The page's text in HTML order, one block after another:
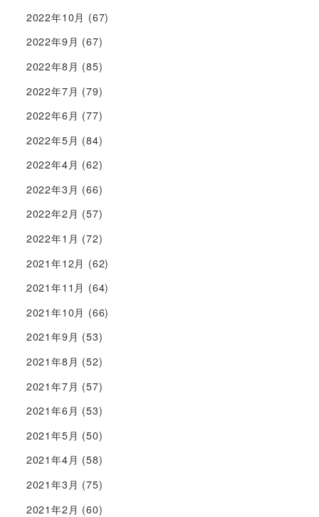
2022年10月 (67)
2022年9月 (67)
2022年8月 (85)
2022年7月 (79)
2022年6月 (77)
2022年5月 (84)
2022年4月 (62)
2022年3月 (66)
2022年2月 (57)
2022年1月 (72)
2021年12月 (62)
2021年11月 (64)
2021年10月 (66)
2021年9月 (53)
2021年8月 (52)
2021年7月 (57)
2021年6月 (53)
2021年5月 (50)
2021年4月 (58)
2021年3月 (75)
2021年2月 (60)